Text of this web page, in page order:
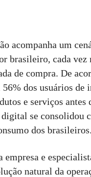
acompanha um
brasileiro, cada vez
de compra. De
dos usuários de
e serviços antes
se consolidou
dos brasileiros.
empresa e
natural da